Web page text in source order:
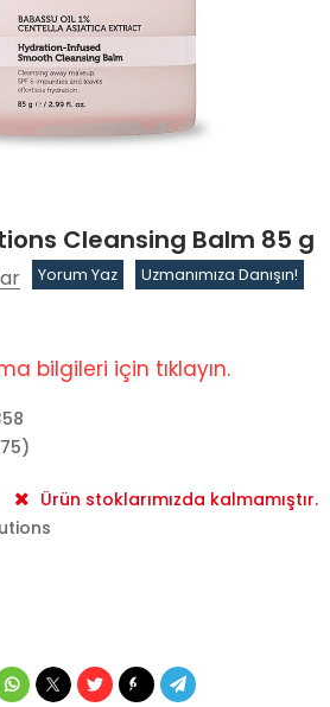
Cleansing Balm 85 g
Yorum Yaz Uzmanımıza Danışın!
bilgileri için tıklayın.
Ürün stoklarımızda kalmamıştır.